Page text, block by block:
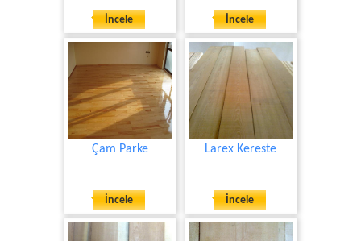
İncele İncele
Çam Parke
İncele
Larex Kereste
İncele